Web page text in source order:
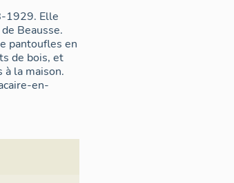
1929. Elle
Beausse.
pantoufles en
de bois, et
la maison.
en-
sources
au nord,